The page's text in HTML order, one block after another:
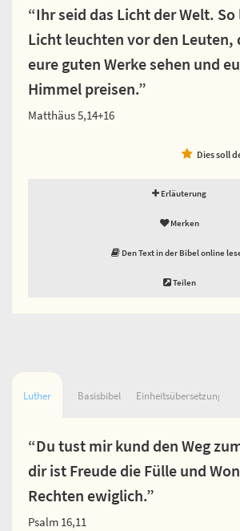
“Ihr seid das Licht der Welt.
Licht leuchten vor den Leuten,
eure guten Werke sehen und
Himmel preisen.”
Matthäus 5,14+16
Dies soll
Erläuterung
Merken
Den Text in der Bibel online
Teilen
Luther Basisbibel Einheitsübersetzung
“Du tust mir kund den Weg
dir ist Freude die Fülle und
Rechten ewiglich.”
Psalm 16,11